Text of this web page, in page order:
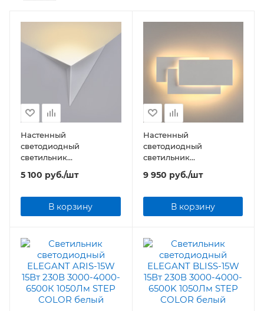
Настенный
светодиодный
светильник
Elektrostandard Parete
1008 LED белый (MRL
5 100 руб./шт
В корзину
Настенный
светодиодный
светильник
Elektrostandard Inside
1012 LED белый матовый
9 950 руб./шт
В корзину